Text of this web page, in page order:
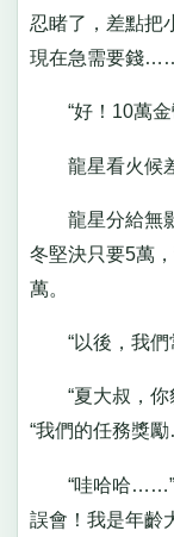
忍睹了，差點把
現在急需要錢……
“好！10萬金
龍星看火候差
龍星分給無影
冬堅決只要5萬
萬。
“以後，我們常
“夏大叔，你貌
“我們的任務獎
“哇哈哈……”夏
誤會！我是年齡